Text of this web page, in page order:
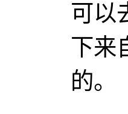
可以
下来
的。